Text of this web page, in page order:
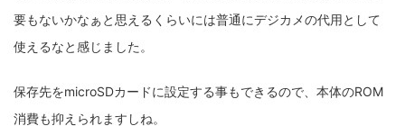
要もないかなぁと思えるくらいには普通にデジカメの代用として
使えるなと感じました。
保存先をmicroSDカードに設定する事もできるので、本体のROM
消費も抑えられますしね。